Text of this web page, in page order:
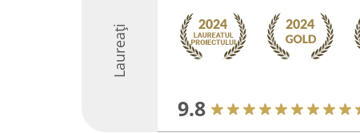
Laureați
9.8